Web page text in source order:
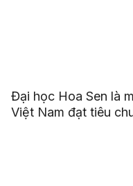
Đại học Hoa Sen là
Việt Nam đạt tiêu